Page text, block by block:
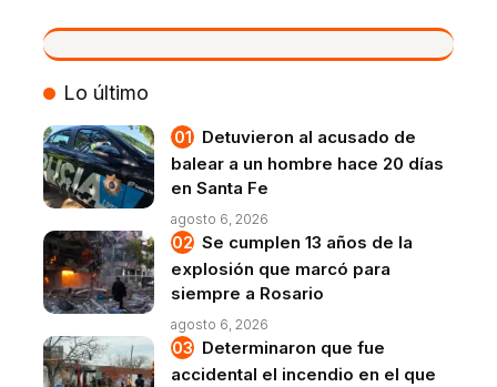
VIVO
Lo último
Detuvieron al acusado de
balear a un hombre hace 20 días
en Santa Fe
agosto 6, 2026
Se cumplen 13 años de la
explosión que marcó para
siempre a Rosario
agosto 6, 2026
Determinaron que fue
accidental el incendio en el que